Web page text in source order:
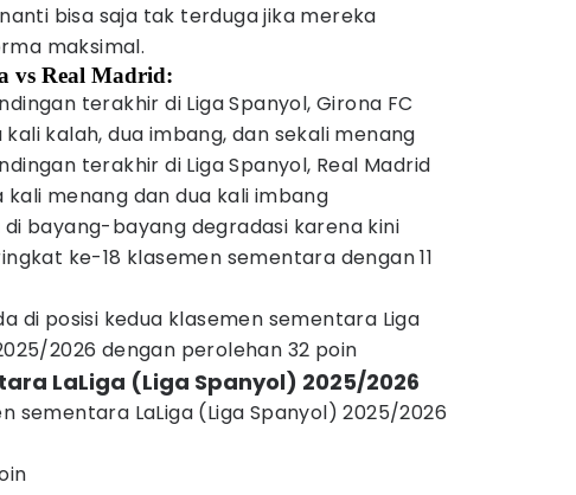
bisa saja tak terduga jika mereka
maksimal.
vs Real Madrid:
terakhir di Liga Spanyol, Girona FC
kalah, dua imbang, dan sekali menang
terakhir di Liga Spanyol, Real Madrid
menang dan dua kali imbang
di bayang-bayang degradasi karena kini
ke-18 klasemen sementara dengan 11
di posisi kedua klasemen sementara Liga
2026 dengan perolehan 32 poin
LaLiga (Liga Spanyol) 2025/2026
sementara LaLiga (Liga Spanyol) 2025/2026